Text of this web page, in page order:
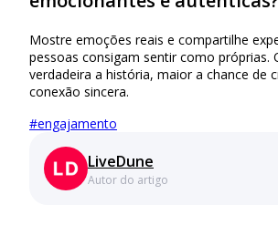
Mostre emoções reais e compartilhe
pessoas consigam sentir como próprias.
verdadeira a história, maior a chance de
conexão sincera.
#engajamento
Autor do artigo
LiveDune